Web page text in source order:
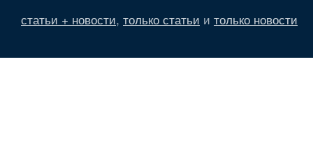
статьи + новости, только статьи и только новости